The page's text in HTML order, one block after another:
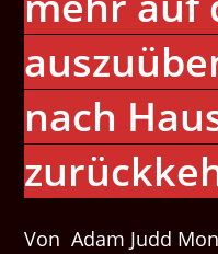
nach
Von Adam Judd